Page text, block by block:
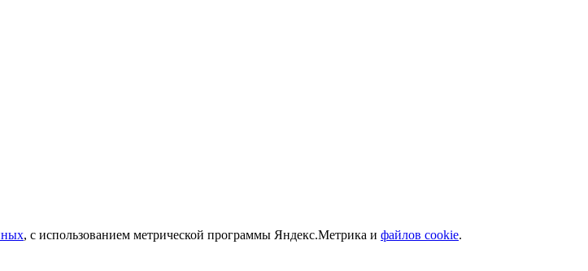
, с использованием метрической программы Яндекс.Метрика и файлов cookie.